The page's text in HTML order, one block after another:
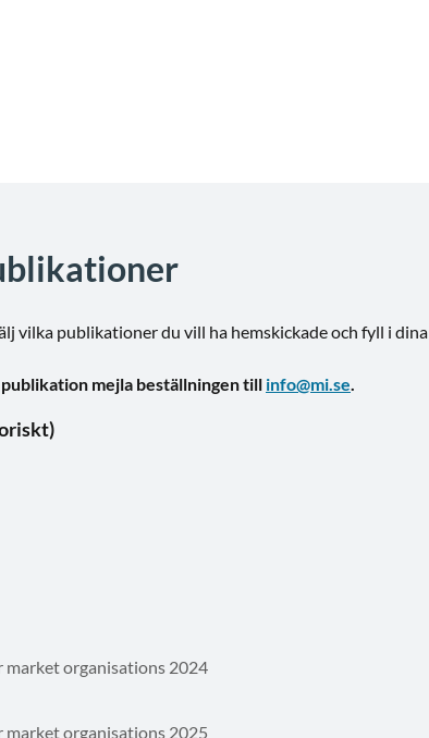
vilka publikationer du vill ha hemskickade och fyll i dina
mejla beställningen till info@mi.se.
(obligatoriskt)
market organisations 2024
market organisations 2025